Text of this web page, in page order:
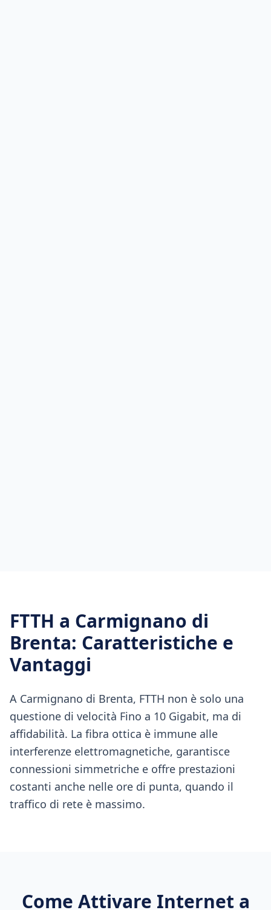
FTTH a Carmignano di
Brenta: Caratteristiche e
Vantaggi
A Carmignano di Brenta, FTTH non è solo una
questione di velocità Fino a 10 Gigabit, ma di
affidabilità. La fibra ottica è immune alle
interferenze elettromagnetiche, garantisce
connessioni simmetriche e offre prestazioni
costanti anche nelle ore di punta, quando il
traffico di rete è massimo.
Come Attivare Internet a